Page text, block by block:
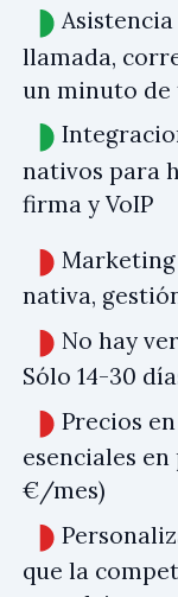
llamada,
un minuto de
nativos para
firma y VoIP
nativa,
No hay
Sólo 14-30
Precios
esenciales
€/mes)
que la